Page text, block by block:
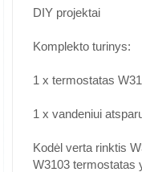
DIY projektai
Komplekto turinys:
1 x termostatas
1 x vandeniui
Kodėl verta rinktis
W3103 termostatas